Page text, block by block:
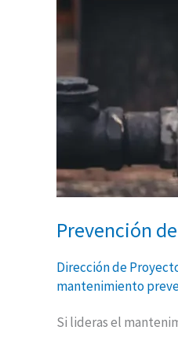
Prevención
Dirección de
mantenimiento
Si lideras el